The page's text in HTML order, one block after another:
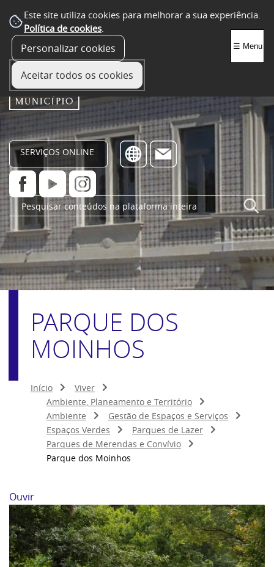
Este site utiliza cookies para melhorar a sua experiência.
Política de cookies.
Personalizar cookies
Aceitar todos os cookies
SERVIÇOS ONLINE
☰ Menu
PARQUE DOS
MOINHOS
Início
Viver
Ambiente, Planeamento e Território
Ambiente
Gestão de Espaços e Serviços
Espaços Verdes
Parques de Lazer
Parques de Merendas e Convívio
Parque dos Moinhos
Ouvir